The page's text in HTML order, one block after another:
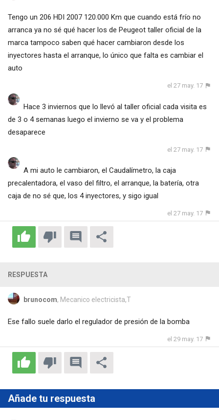
Tengo un 206 HDI 2007 120.000 Km que cuando está frío no
arranca ya no sé qué hacer los de Peugeot taller oficial de la
marca tampoco saben qué hacer cambiaron desde los
inyectores hasta el arranque, lo único que falta es cambiar el
auto
el 27 may. 17
Hace 3 inviernos que lo llevó al taller oficial cada visita es
de 3 o 4 semanas luego el invierno se va y el problema
desaparece
el 27 may. 17
A mi auto le cambiaron, el Caudalímetro, la caja
precalentadora, el vaso del filtro, el arranque, la batería, otra
caja de no sé que, los 4 inyectores, y sigo igual
el 27 may. 17
RESPUESTA
brunocom, Mecanico electricista,T
Ese fallo suele darlo el regulador de presión de la bomba
el 29 may. 17
Añade tu respuesta